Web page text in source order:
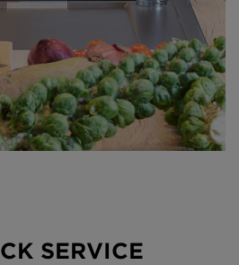
SERVICE